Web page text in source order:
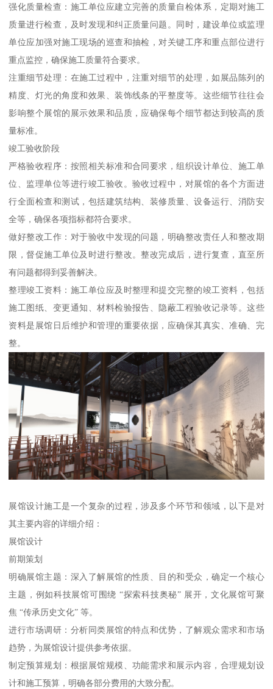
强化质量检查：施工单位应建立完善的质量自检体系，定期对施工
质量进行检查，及时发现和纠正质量问题。同时，建设单位或监理
单位应加强对施工现场的巡查和抽检，对关键工序和重点部位进行
重点监控，确保施工质量符合要求。
注重细节处理：在施工过程中，注重对细节的处理，如展品陈列的
精度、灯光的角度和效果、装饰线条的平整度等。这些细节往往会
影响整个展馆的展示效果和品质，应确保每个细节都达到较高的质
量标准。
竣工验收阶段
严格验收程序：按照相关标准和合同要求，组织设计单位、施工单
位、监理单位等进行竣工验收。验收过程中，对展馆的各个方面进
行全面检查和测试，包括建筑结构、装修质量、设备运行、消防安
全等，确保各项指标都符合要求。
做好整改工作：对于验收中发现的问题，明确整改责任人和整改期
限，督促施工单位及时进行整改。整改完成后，进行复查，直至所
有问题都得到妥善解决。
整理竣工资料：施工单位应及时整理和提交完整的竣工资料，包括
施工图纸、变更通知、材料检验报告、隐蔽工程验收记录等。这些
资料是展馆日后维护和管理的重要依据，应确保其真实、准确、完
整。
展馆设计施工是一个复杂的过程，涉及多个环节和领域，以下是对
其主要内容的详细介绍：
展馆设计
前期策划
明确展馆主题：深入了解展馆的性质、目的和受众，确定一个核心
主题，例如科技展馆可围绕 “探索科技奥秘” 展开，文化展馆可聚
焦 “传承历史文化” 等。
进行市场调研：分析同类展馆的特点和优势，了解观众需求和市场
趋势，为展馆设计提供参考依据。
制定预算规划：根据展馆规模、功能需求和展示内容，合理规划设
计和施工预算，明确各部分费用的大致分配。